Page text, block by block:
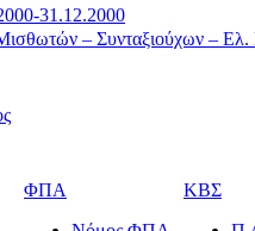
31.12.2000
– Συνταξιούχων – Ελ.
ΦΠΑ
ΚΒΣ